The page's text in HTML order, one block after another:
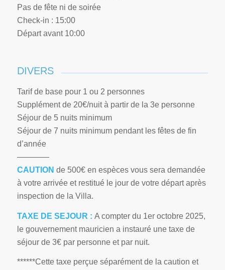
Pas de fête ni de soirée
Check-in : 15:00
Départ avant 10:00
DIVERS
Tarif de base pour 1 ou 2 personnes
Supplément de 20€/nuit à partir de la 3e personne
Séjour de 5 nuits minimum
Séjour de 7 nuits minimum pendant les fêtes de fin
d’année
————
CAUTION de 500€ en espèces vous sera demandée
à votre arrivée et restitué le jour de votre départ après
inspection de la Villa.
TAXE DE SEJOUR : A compter du 1er octobre 2025,
le gouvernement mauricien a instauré une taxe de
séjour de 3€ par personne et par nuit.
******Cette taxe perçue séparément de la caution et